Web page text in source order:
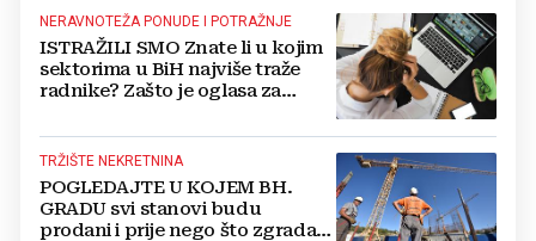
NERAVNOTEŽA PONUDE I POTRAŽNJE
ISTRAŽILI SMO Znate li u kojim
sektorima u BiH najviše traže
radnike? Zašto je oglasa za
TRŽIŠTE NEKRETNINA
POGLEDAJTE U KOJEM BH.
GRADU svi stanovi budu
prodani i prije nego što zgrada